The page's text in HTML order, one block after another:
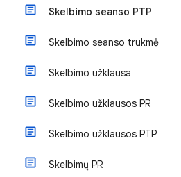
Skelbimo seanso PTP
Skelbimo seanso trukmė
Skelbimo užklausa
Skelbimo užklausos PR
Skelbimo užklausos PTP
Skelbimų PR